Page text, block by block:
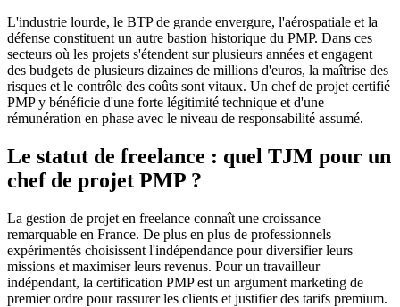
L'industrie lourde, le BTP de grande envergure, l'aérospatiale et la
défense constituent un autre bastion historique du PMP. Dans ces
secteurs où les projets s'étendent sur plusieurs années et engagent
des budgets de plusieurs dizaines de millions d'euros, la maîtrise des
risques et le contrôle des coûts sont vitaux. Un chef de projet certifié
PMP y bénéficie d'une forte légitimité technique et d'une
rémunération en phase avec le niveau de responsabilité assumé.
Le statut de freelance : quel TJM pour un
chef de projet PMP ?
La gestion de projet en freelance connaît une croissance
remarquable en France. De plus en plus de professionnels
expérimentés choisissent l'indépendance pour diversifier leurs
missions et maximiser leurs revenus. Pour un travailleur
indépendant, la certification PMP est un argument marketing de
premier ordre pour rassurer les clients et justifier des tarifs premium.